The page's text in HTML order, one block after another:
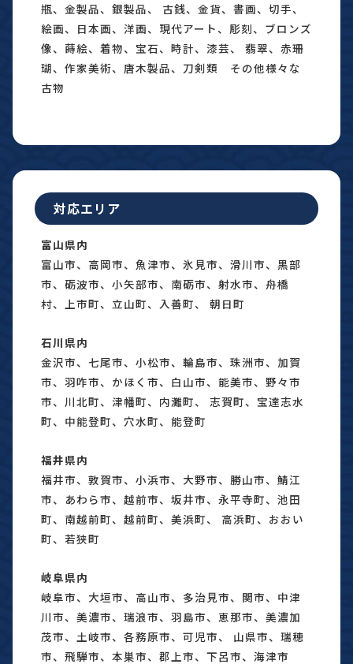
瓶、金製品、銀製品、 古銭、金貨、書画、切手、
絵画、日本画、洋画、現代アート、彫刻、ブロンズ
像、蒔絵、着物、宝石、時計、漆芸、 翡翠、赤珊
瑚、作家美術、唐木製品、刀剣類 その他様々な
古物
対応エリア
富山県内
富山市、高岡市、魚津市、氷見市、滑川市、黒部
市、砺波市、小矢部市、南砺市、射水市、舟橋
村、上市町、立山町、入善町、 朝日町
石川県内
金沢市、七尾市、小松市、輪島市、珠洲市、加賀
市、羽咋市、かほく市、白山市、能美市、野々市
市、川北町、津幡町、内灘町、 志賀町、宝達志水
町、中能登町、穴水町、能登町
福井県内
福井市、敦賀市、小浜市、大野市、勝山市、鯖江
市、あわら市、越前市、坂井市、永平寺町、池田
町、南越前町、越前町、美浜町、 高浜町、おおい
町、若狭町
岐阜県内
岐阜市、大垣市、高山市、多治見市、関市、中津
川市、美濃市、瑞浪市、羽島市、恵那市、美濃加
茂市、土岐市、各務原市、可児市、 山県市、瑞穂
市、飛騨市、本巣市、郡上市、下呂市、海津市